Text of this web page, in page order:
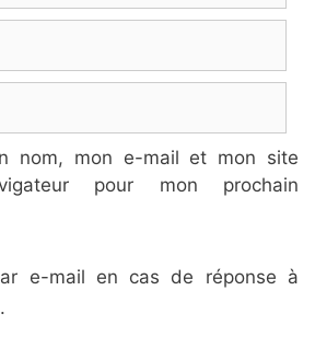
nom, mon e-mail et mon site
pour mon prochain
e-mail en cas de réponse à